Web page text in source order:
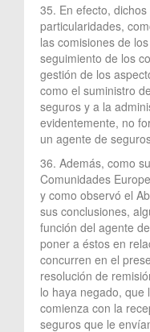
35. En efecto,
particularidades,
las comisiones de
seguimiento de los
gestión de los
como el suministro
seguros y a la
evidentemente, no
un agente de
36. Además, como
Comunidades
y como observó el
sus conclusiones,
función del agente
poner a éstos en
concurren en el
resolución de
lo haya negado, que
comienza con la
seguros que le